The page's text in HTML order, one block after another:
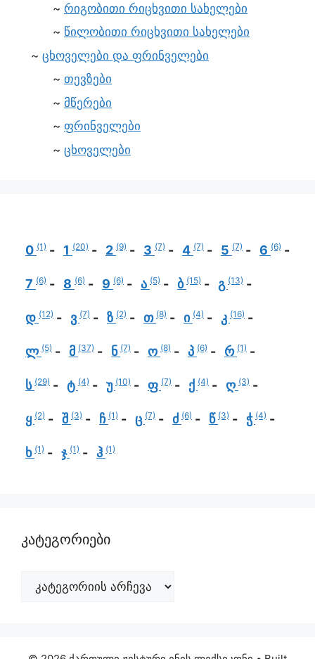
რიგობითი რიცხვითი სახელები
წილობითი რიცხვითი სახელები
ცხოველები და ფრინველები
თევზები
მწერები
ფრინველები
ცხოველები
0 (1) 1 (20) 2 (9) 3 (7) 4 (7) 5 (7) 6 (6)
7 (6) 8 (6) 9 (6) ა (5) ბ (15) გ (13)
დ (12) ვ (7) ზ (2) თ (8) ი (4) კ (16)
ლ (5) მ (37) ნ (7) ო (8) პ (6) რ (1)
ს (29) ტ (4) უ (10) ფ (7) ქ (4) ღ (3)
ყ (2) შ (3) ჩ (1) ც (7) ძ (6) წ (3) ჭ (4)
ხ (1) ჯ (1) ჰ (1)
კატეგორიები